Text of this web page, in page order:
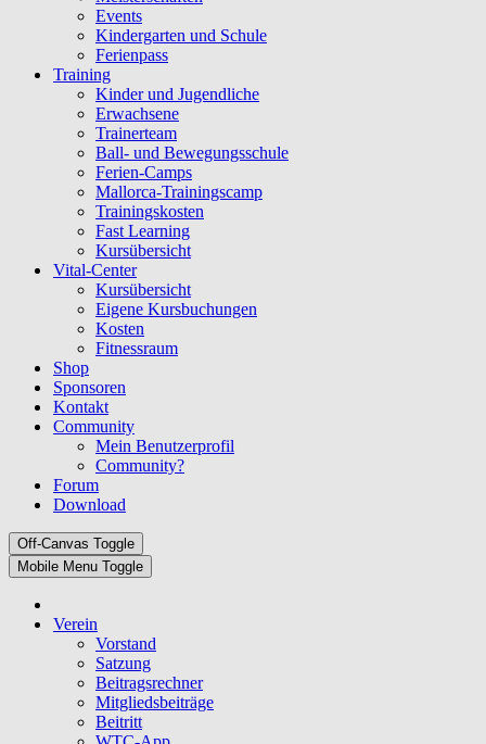
Events
Kindergarten und Schule
Ferienpass
Training
Kinder und Jugendliche
Erwachsene
Trainerteam
Ball- und Bewegungsschule
Ferien-Camps
Mallorca-Trainingscamp
Trainingskosten
Fast Learning
Kursübersicht
Vital-Center
Kursübersicht
Eigene Kursbuchungen
Kosten
Fitnessraum
Shop
Sponsoren
Kontakt
Community
Mein Benutzerprofil
Community?
Forum
Download
Off-Canvas Toggle
Mobile Menu Toggle
Verein
Vorstand
Satzung
Beitragsrechner
Mitgliedsbeiträge
Beitritt